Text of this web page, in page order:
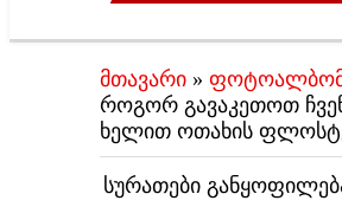
მთავარი »
როგორ გავაკეთოთ
ხელით ოთახის
სურათები